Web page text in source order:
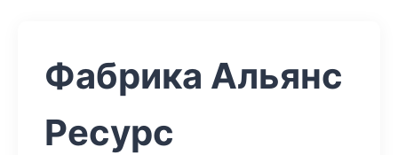
Фабрика Альянс
Ресурс